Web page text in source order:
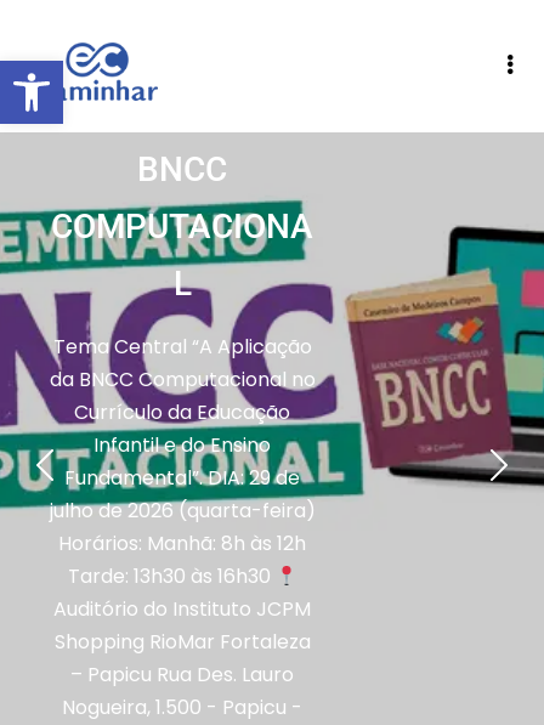
Abrir a barra de ferramentas
SEMINÁRIO
BNCC
COMPUTACIONA
L
Tema Central “A Aplicação
da BNCC Computacional no
Currículo da Educação
Infantil e do Ensino
Fundamental”. DIA: 29 de
julho de 2026 (quarta-feira)
Horários: Manhã: 8h às 12h
Tarde: 13h30 às 16h30
Auditório do Instituto JCPM
Shopping RioMar Fortaleza
– Papicu Rua Des. Lauro
Nogueira, 1.500 - Papicu -